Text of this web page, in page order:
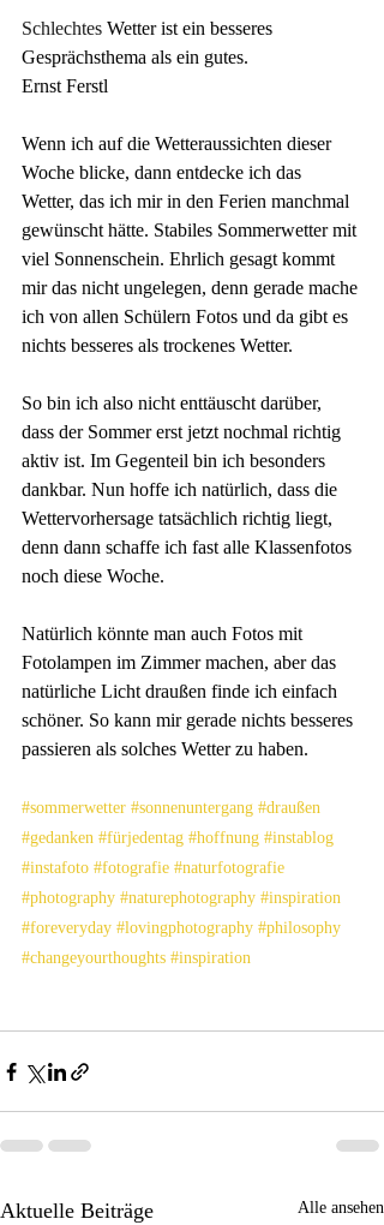
Schlechtes Wetter ist ein besseres
Gesprächsthema als ein gutes.
Ernst Ferstl
Wenn ich auf die Wetteraussichten dieser
Woche blicke, dann entdecke ich das
Wetter, das ich mir in den Ferien manchmal
gewünscht hätte. Stabiles Sommerwetter mit
viel Sonnenschein. Ehrlich gesagt kommt
mir das nicht ungelegen, denn gerade mache
ich von allen Schülern Fotos und da gibt es
nichts besseres als trockenes Wetter.
So bin ich also nicht enttäuscht darüber,
dass der Sommer erst jetzt nochmal richtig
aktiv ist. Im Gegenteil bin ich besonders
dankbar. Nun hoffe ich natürlich, dass die
Wettervorhersage tatsächlich richtig liegt,
denn dann schaffe ich fast alle Klassenfotos
noch diese Woche.
Natürlich könnte man auch Fotos mit
Fotolampen im Zimmer machen, aber das
natürliche Licht draußen finde ich einfach
schöner. So kann mir gerade nichts besseres
passieren als solches Wetter zu haben.
#sommerwetter #sonnenuntergang #draußen
#gedanken #fürjedentag #hoffnung #instablog
#instafoto #fotografie #naturfotografie
#photography #naturephotography #inspiration
#foreveryday #lovingphotography #philosophy
#changeyourthoughts #inspiration
Aktuelle Beiträge Alle ansehen